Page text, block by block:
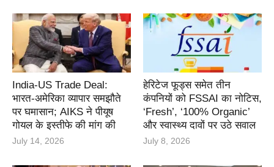
India-US Trade Deal:
भारत-अमेरिका व्यापार समझौते
पर घमासान; AIKS ने पीयूष
गोयल के इस्तीफे की मांग की
July 14, 2026
हेरिटेज फूड्स समेत तीन
कंपनियों को FSSAI का नोटिस,
‘Fresh’, ‘100% Organic’
और स्वास्थ्य दावों पर उठे सवाल
July 8, 2026